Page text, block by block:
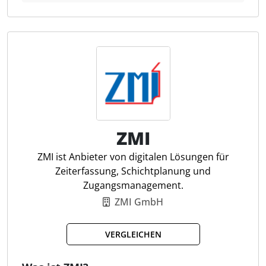
automatisierter Prozesse und detaillierter
Auswertungen. Die Software erleichtert die Planung
und Dokumentation von Arbeits-, Pausen- und
Projektzeiten, minimiert den Verwaltungsaufwand
und unterstützt die Einhaltung gesetzlicher
Vorgaben. Controller profitieren von präzisen
Auswertungen, die die Ressourcenplanung und die
Einhaltung von Compliance-Anforderungen
Automatische Lohnvorbereitung
Automatische Spesenabrechnung
Urlaubsverwaltung
Projektzeiterfassung
Auswertungen und Statistiken
Employee Self Service
ZMI
ZMI ist Anbieter von digitalen Lösungen für
Zeiterfassung, Schichtplanung und
Zugangsmanagement.
ZMI GmbH
VERGLEICHEN